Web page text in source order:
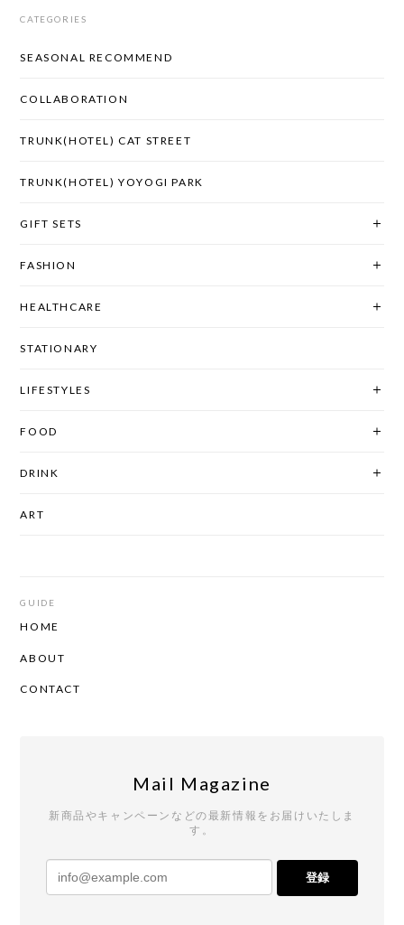
CATEGORIES
SEASONAL RECOMMEND
COLLABORATION
TRUNK(HOTEL) CAT STREET
TRUNK(HOTEL) YOYOGI PARK
GIFT SETS
FASHION
HEALTHCARE
STATIONARY
LIFESTYLES
FOOD
DRINK
ART
GUIDE
HOME
ABOUT
CONTACT
Mail Magazine
新商品やキャンペーンなどの最新情報をお届けいたしま
す。
登録